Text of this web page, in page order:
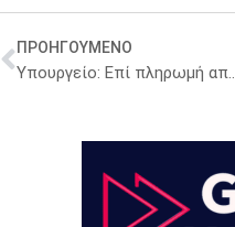
ΠΡΟΗΓΟΥΜΕΝΟ